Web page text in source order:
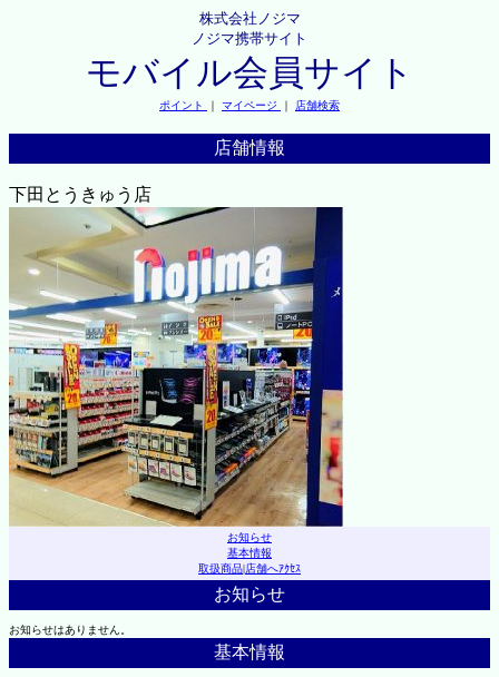
株式会社ノジマ
ノジマ携帯サイト
モバイル会員サイト
ポイント ｜ マイページ ｜ 店舗検索
店舗情報
下田とうきゅう店
お知らせ
基本情報
取扱商品|店舗へｱｸｾｽ
お知らせ
お知らせはありません。
基本情報